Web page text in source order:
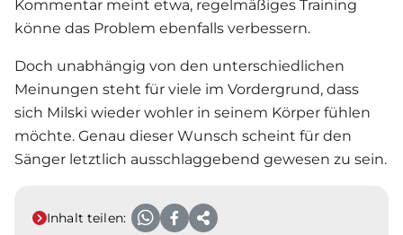
Kommentar meint etwa, regelmäßiges Training
könne das Problem ebenfalls verbessern.
Doch unabhängig von den unterschiedlichen
Meinungen steht für viele im Vordergrund, dass
sich Milski wieder wohler in seinem Körper fühlen
möchte. Genau dieser Wunsch scheint für den
Sänger letztlich ausschlaggebend gewesen zu sein.
Inhalt teilen: